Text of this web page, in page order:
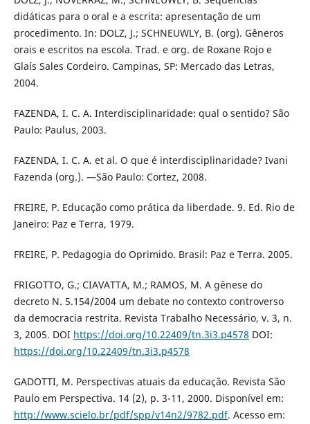
didáticas para o oral e a escrita: apresentação de um
procedimento. In: DOLZ, J.; SCHNEUWLY, B. (org). Gêneros
orais e escritos na escola. Trad. e org. de Roxane Rojo e
Glaís Sales Cordeiro. Campinas, SP: Mercado das Letras,
2004.
FAZENDA, I. C. A. Interdisciplinaridade: qual o sentido? São
Paulo: Paulus, 2003.
FAZENDA, I. C. A. et al. O que é interdisciplinaridade? Ivani
Fazenda (org.). —São Paulo: Cortez, 2008.
FREIRE, P. Educação como prática da liberdade. 9. Ed. Rio de
Janeiro: Paz e Terra, 1979.
FREIRE, P. Pedagogia do Oprimido. Brasil: Paz e Terra. 2005.
FRIGOTTO, G.; CIAVATTA, M.; RAMOS, M. A gênese do
decreto N. 5.154/2004 um debate no contexto controverso
da democracia restrita. Revista Trabalho Necessário, v. 3, n.
3, 2005. DOI https://doi.org/10.22409/tn.3i3.p4578 DOI:
https://doi.org/10.22409/tn.3i3.p4578
GADOTTI, M. Perspectivas atuais da educação. Revista São
Paulo em Perspectiva. 14 (2), p. 3-11, 2000. Disponível em:
http://www.scielo.br/pdf/spp/v14n2/9782.pdf. Acesso em: